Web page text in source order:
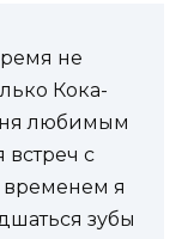
не
Кока-
любимым
встреч с
я
зубы